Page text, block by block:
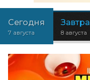
Сегодня
7 августа
Завтра
8 августа